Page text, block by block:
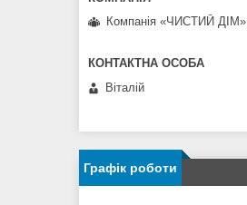
Компанія «ЧИСТИЙ ДІМ»
Віталій
Графік роботи